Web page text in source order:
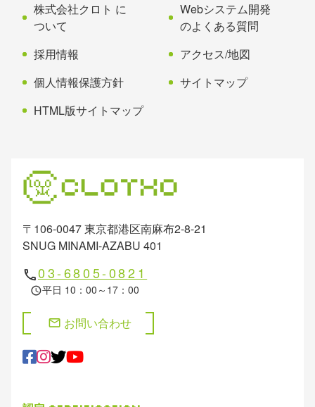
〒106-0047 東京都港区南麻布2-8-21
SNUG MINAMI-AZABU 401
phone03-6805-0821
schedule平日 10：00～17：00
mail お問い合わせ
株式会社クロト に
ついて
Webシステム開発
のよくある質問
採用情報
アクセス/地図
個人情報保護方針
サイトマップ
HTML版サイトマップ